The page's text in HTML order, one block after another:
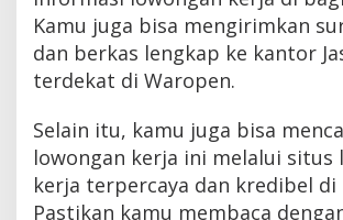
Kamu juga bisa mengirimkan
dan berkas lengkap ke kantor
terdekat di Waropen.
Selain itu, kamu juga bisa
lowongan kerja ini melalui situs
kerja terpercaya dan kredibel di
Pastikan kamu membaca